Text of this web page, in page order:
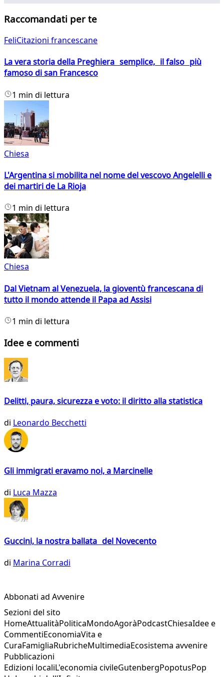
Raccomandati per te
FeliCitazioni francescane
La vera storia della Preghiera semplice, il falso più
famoso di san Francesco
1 min di lettura
Chiesa
L'Argentina si mobilita nel nome del vescovo Angelelli e
dei martiri de La Rioja
1 min di lettura
Chiesa
Dal Vietnam al Venezuela, la gioventù francescana di
tutto il mondo attende il Papa ad Assisi
1 min di lettura
Idee e commenti
Delitti, paura, sicurezza e voto: il diritto alla statistica
di Leonardo Becchetti
Gli immigrati eravamo noi, a Marcinelle
di Luca Mazza
Guccini, la nostra ballata del Novecento
di Marina Corradi
Abbonati ad Avvenire
Sezioni del sito
HomeAttualitàPoliticaMondoAgoràPodcastChiesaIdee e
CommentiEconomiaVita e
CuraFamigliaRubricheMultimediaEcosistema avvenire
Pubblicazioni
Edizioni localiL'economia civileGutenbergPopotusPop